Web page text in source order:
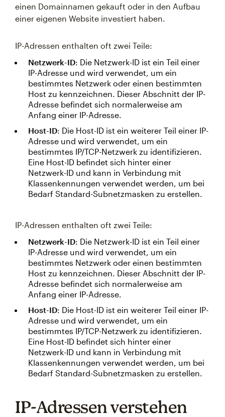
einen Domainnamen gekauft oder in den Aufbau
einer eigenen Website investiert haben.
IP-Adressen enthalten oft zwei Teile:
Netzwerk-ID: Die Netzwerk-ID ist ein Teil einer
IP-Adresse und wird verwendet, um ein
bestimmtes Netzwerk oder einen bestimmten
Host zu kennzeichnen. Dieser Abschnitt der IP-
Adresse befindet sich normalerweise am
Anfang einer IP-Adresse.
Host-ID: Die Host-ID ist ein weiterer Teil einer IP-
Adresse und wird verwendet, um ein
bestimmtes IP/TCP-Netzwerk zu identifizieren.
Eine Host-ID befindet sich hinter einer
Netzwerk-ID und kann in Verbindung mit
Klassenkennungen verwendet werden, um bei
Bedarf Standard-Subnetzmasken zu erstellen.
IP-Adressen enthalten oft zwei Teile:
Netzwerk-ID: Die Netzwerk-ID ist ein Teil einer
IP-Adresse und wird verwendet, um ein
bestimmtes Netzwerk oder einen bestimmten
Host zu kennzeichnen. Dieser Abschnitt der IP-
Adresse befindet sich normalerweise am
Anfang einer IP-Adresse.
Host-ID: Die Host-ID ist ein weiterer Teil einer IP-
Adresse und wird verwendet, um ein
bestimmtes IP/TCP-Netzwerk zu identifizieren.
Eine Host-ID befindet sich hinter einer
Netzwerk-ID und kann in Verbindung mit
Klassenkennungen verwendet werden, um bei
Bedarf Standard-Subnetzmasken zu erstellen.
IP-Adressen verstehen